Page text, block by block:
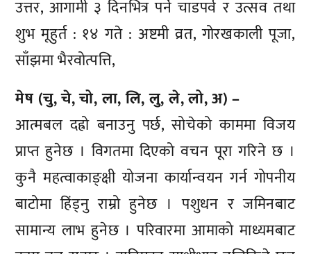
उत्तर, आगामी ३ दिनभित्र पर्ने चाडपर्व र उत्सव तथा
शुभ मूहुर्त : १४ गते : अष्टमी व्रत, गोरखकाली पूजा,
साँझमा भैरवोत्पत्ति,
मेष (चु, चे, चो, ला, लि, लु, ले, लो, अ) –
आत्मबल दह्रो बनाउनु पर्छ, सोचेको काममा विजय
प्राप्त हुनेछ । विगतमा दिएको वचन पूरा गरिने छ ।
कुनै महत्वाकाङ्क्षी योजना कार्यान्वयन गर्न गोपनीय
बाटोमा हिंड्नु राम्रो हुनेछ । पशुधन र जमिनबाट
सामान्य लाभ हुनेछ । परिवारमा आमाको माध्यमबाट